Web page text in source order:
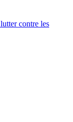
contre les